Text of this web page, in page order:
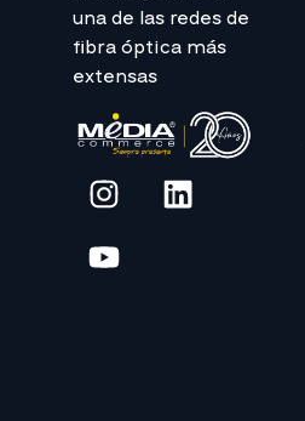
una de las redes de
fibra óptica más
extensas